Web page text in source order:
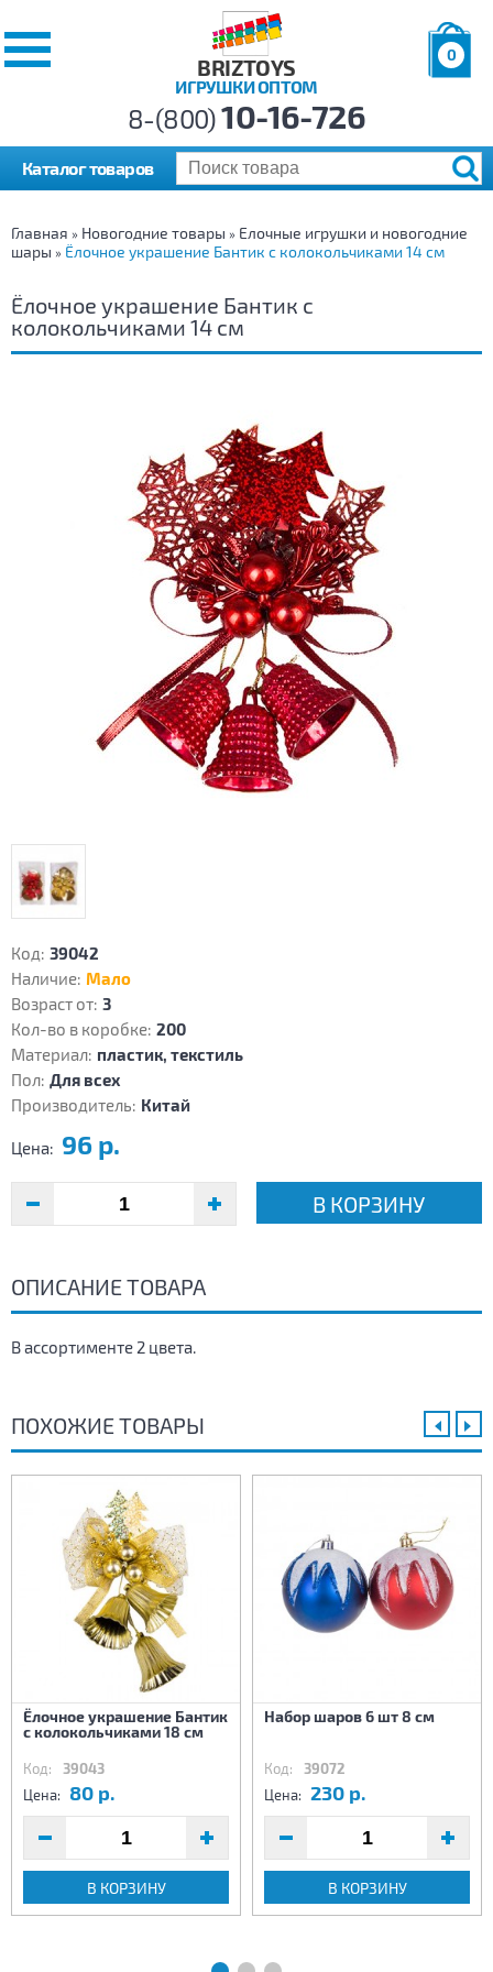
BRIZTOYS
ИГРУШКИ ОПТОМ
0
р.
8-(800)10-16-726
Каталог товаров
Главная » Новогодние товары » Елочные игрушки и новогодние
шары » Ёлочное украшение Бантик с колокольчиками 14 см
Ёлочное украшение Бантик с
колокольчиками 14 см
Код: 39042
Наличие: Мало
Возраст от: 3
Кол-во в коробке: 200
Материал: пластик, текстиль
Пол: Для всех
Производитель: Китай
Цена: 96 р.
В КОРЗИНУ
ОПИСАНИЕ ТОВАРА
В ассортименте 2 цвета.
ПОХОЖИЕ ТОВАРЫ
Ёлочное украшение Бантик
с колокольчиками 18 см
Код: 39043
Цена: 80 р.
В КОРЗИНУ
Набор шаров 6 шт 8 см
Код: 39072
Цена: 230 р.
В КОРЗИНУ